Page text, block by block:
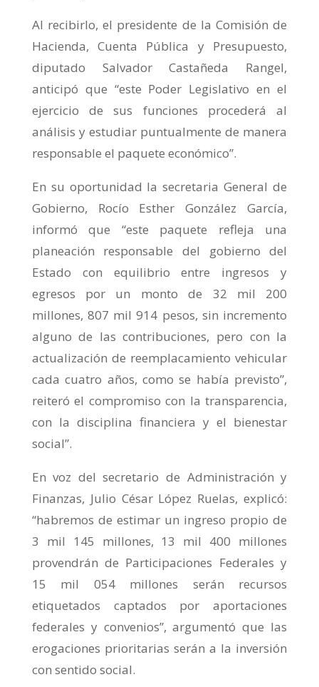
Al recibirlo, el presidente de la Comisión de
Hacienda, Cuenta Pública y Presupuesto,
diputado Salvador Castañeda Rangel,
anticipó que “este Poder Legislativo en el
ejercicio de sus funciones procederá al
análisis y estudiar puntualmente de manera
responsable el paquete económico”.
En su oportunidad la secretaria General de
Gobierno, Rocío Esther González García,
informó que “este paquete refleja una
planeación responsable del gobierno del
Estado con equilibrio entre ingresos y
egresos por un monto de 32 mil 200
millones, 807 mil 914 pesos, sin incremento
alguno de las contribuciones, pero con la
actualización de reemplacamiento vehicular
cada cuatro años, como se había previsto”,
reiteró el compromiso con la transparencia,
con la disciplina financiera y el bienestar
social”.
En voz del secretario de Administración y
Finanzas, Julio César López Ruelas, explicó:
“habremos de estimar un ingreso propio de
3 mil 145 millones, 13 mil 400 millones
provendrán de Participaciones Federales y
15 mil 054 millones serán recursos
etiquetados captados por aportaciones
federales y convenios”, argumentó que las
erogaciones prioritarias serán a la inversión
con sentido social.